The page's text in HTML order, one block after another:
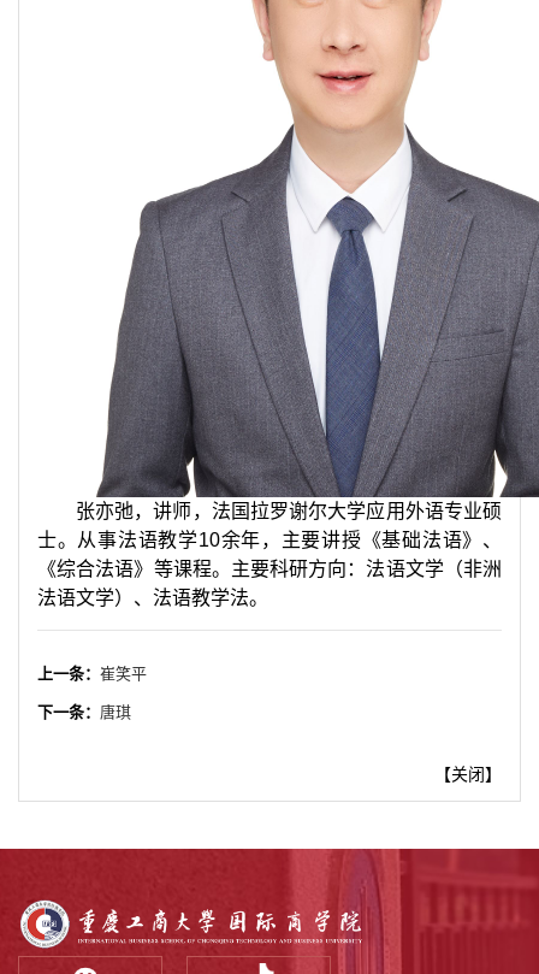
张亦弛，讲师，法国拉罗谢尔大学应用外语专业硕
士。从事法语教学10余年，主要讲授《基础法语》、
《综合法语》等课程。主要科研方向：法语文学（非洲
法语文学）、法语教学法。
上一条： 崔笑平
下一条： 唐琪
【关闭】